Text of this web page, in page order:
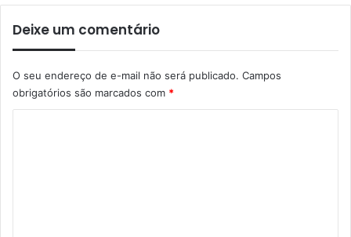
Deixe um comentário
O seu endereço de e-mail não será publicado. Campos
obrigatórios são marcados com *